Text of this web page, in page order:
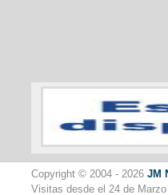
Copyright © 2004 - 2026 JM
Visitas desde el 24 de